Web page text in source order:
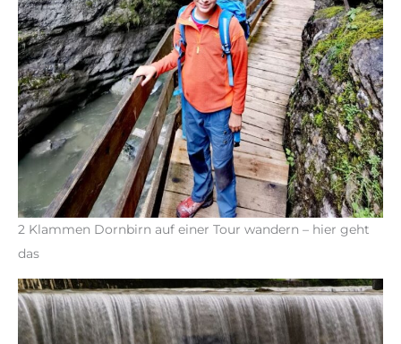
2 Klammen Dornbirn auf einer Tour wandern – hier geht
das